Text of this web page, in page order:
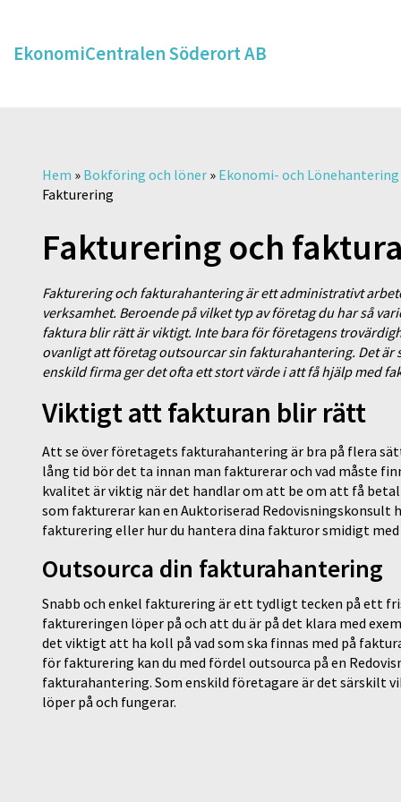
EkonomiCentralen Söderort AB
Hem » Bokföring och löner » Ekonomi- och Lönehantering
Fakturering
Fakturering och
Fakturering och fakturahantering är ett administrativt
verksamhet. Beroende på vilket typ av företag du har så
faktura blir rätt är viktigt. Inte bara för företagens
ovanligt att företag outsourcar sin fakturahantering. Det
enskild firma ger det ofta ett stort värde i att få hjälp med
Viktigt att fakturan blir rätt
Att se över företagets fakturahantering är bra på flera
lång tid bör det ta innan man fakturerar och vad måste
kvalitet är viktig när det handlar om att be om att få
som fakturerar kan en Auktoriserad Redovisningskonsult
fakturering eller hur du hantera dina fakturor smidigt
Outsourca din fakturahantering
Snabb och enkel fakturering är ett tydligt tecken på ett
faktureringen löper på och att du är på det klara med
det viktigt att ha koll på vad som ska finnas med på
för fakturering kan du med fördel outsourca på en
fakturahantering. Som enskild företagare är det särskilt
löper på och fungerar.